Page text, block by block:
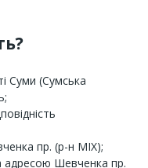
Суми (Сумська
пр. (р-н МІХ);
адресою Шевченка пр.